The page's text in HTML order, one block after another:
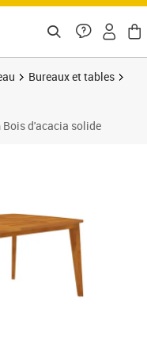
Bureaux et tables
d'acacia solide